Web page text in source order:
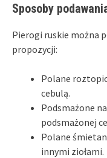
Sposoby
Pierogi ruskie można
propozycji:
Polane
cebulą.
Podsmażone
podsmażonej
Polane
innymi ziołami.